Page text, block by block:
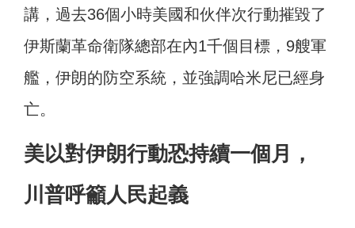
講，過去36個小時美國和伙伴次行動摧毀了
伊斯蘭革命衛隊總部在內1千個目標，9艘軍
艦，伊朗的防空系統，並強調哈米尼已經身
亡。
美以對伊朗行動恐持續一個月，
川普呼籲人民起義